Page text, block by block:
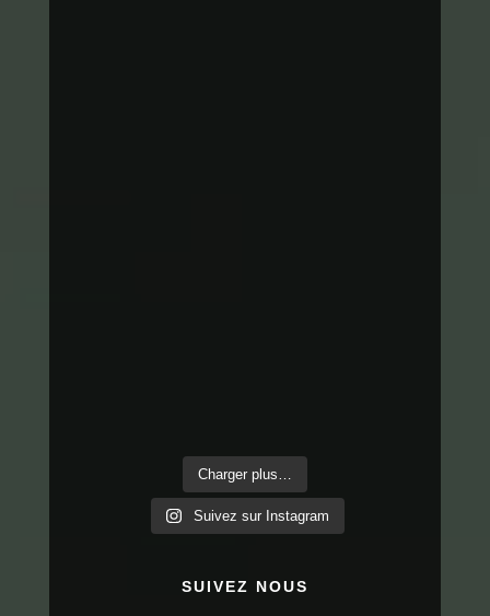
Charger plus…
Suivez sur Instagram
SUIVEZ NOUS